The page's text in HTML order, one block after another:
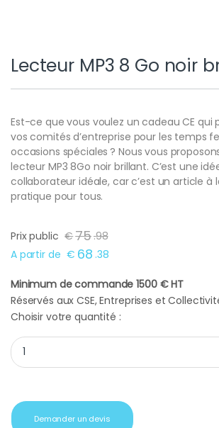
Lecteur MP3 8 Go noir
Est-ce que vous voulez un cadeau CE qui
vos comités d’entreprise pour les temps
occasions spéciales ? Nous vous
lecteur MP3 8Go noir brillant. C’est une
collaborateur idéale, car c’est un article à
pratique pour tous.
Prix public €75.98
A partir de € 68 .38
Minimum de commande 1500 € HT
Réservés aux CSE, Entreprises et
Choisir votre quantité :
Lecteur MP3 8 Go noir brillant quantity
Demander un devis